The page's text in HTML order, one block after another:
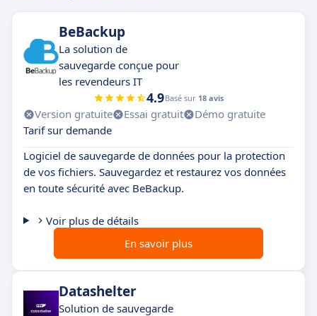
BeBackup
La solution de
sauvegarde conçue pour
les revendeurs IT
4.9Basé sur 18 avis
Version gratuite Essai gratuit
Démo gratuite
Tarif sur demande
Logiciel de sauvegarde de données pour la protection
de vos fichiers. Sauvegardez et restaurez vos données
en toute sécurité avec BeBackup.
Voir plus de détails
En savoir plus
Datashelter
Solution de sauvegarde